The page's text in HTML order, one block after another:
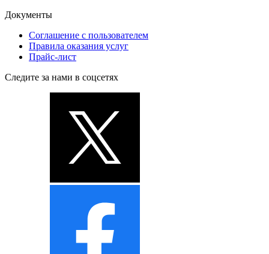
Документы
Соглашение с пользователем
Правила оказания услуг
Прайс-лист
Следите за нами в соцсетях